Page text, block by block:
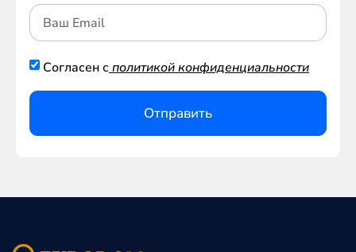
Согласен с политикой конфиденциальности
Отправить